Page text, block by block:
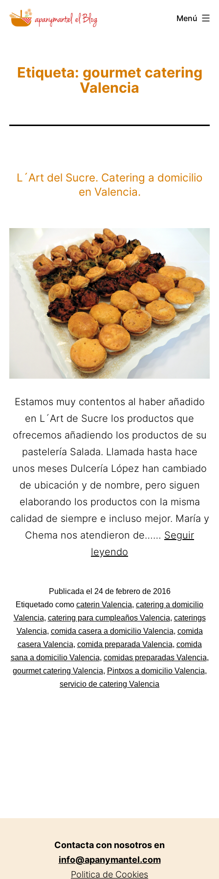
Saltar
Novedades
Menú
Etiqueta: gourmet catering
Valencia
L´Art del Sucre. Catering a domicilio
en Valencia.
Estamos muy contentos al haber añadido
en L´Art de Sucre los productos que
ofrecemos añadiendo los productos de su
pastelería Salada. Llamada hasta hace
unos meses Dulcería López han cambiado
de ubicación y de nombre, pero siguen
elaborando los productos con la misma
calidad de siempre e incluso mejor. María y
Chema nos atendieron de…… Seguir
leyendo
Sucre.
Catering
a
domicilio
en
Valencia.
Publicada el 24 de febrero de 2016
Categorizado
como
Tapas
Canapés
Etiquetado como caterin Valencia, catering a domicilio
Valencia, catering para cumpleaños Valencia, caterings
Valencia, comida casera a domicilio Valencia, comida
casera Valencia, comida preparada Valencia, comida
sana a domicilio Valencia, comidas preparadas Valencia,
gourmet catering Valencia, Pintxos a domicilio Valencia,
servicio de catering Valencia
Contacta con nosotros en
info@apanymantel.com
Politica de Cookies